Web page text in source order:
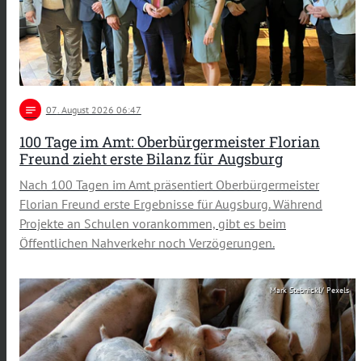
notes 07 . August 2026 06:47
100 Tage im Amt: Oberbürgermeister Florian
Freund zieht erste Bilanz für Augsburg
Nach 100 Tagen im Amt präsentiert Oberbürgermeister
Florian Freund erste Ergebnisse für Augsburg. Während
Projekte an Schulen vorankommen, gibt es beim
Öffentlichen Nahverkehr noch Verzögerungen.
Mark Stebnickl/ Pexels